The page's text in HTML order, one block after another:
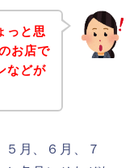
っと思
お店で
などが
月、６月、７